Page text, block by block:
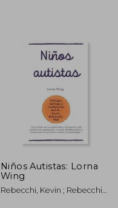
45%
dcto.
Niños Autistas: Lorna
Wing
Rebecchi, Kevin ; Rebecchi,